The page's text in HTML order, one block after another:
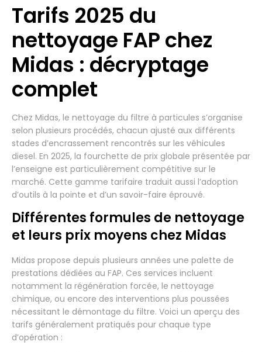
Tarifs 2025 du
nettoyage FAP chez
Midas : décryptage
complet
Chez Midas, le nettoyage du filtre à particules s’organise
selon plusieurs procédés, chacun ajusté aux différents
stades d’encrassement rencontrés sur les véhicules
diesel. En 2025, la fourchette de prix globale présentée par
l’enseigne est particulièrement compétitive sur le
marché. Cette gamme tarifaire traduit aussi l’adoption
d’outils à la pointe et d’un savoir-faire éprouvé.
Différentes formules de nettoyage
et leurs prix moyens chez Midas
Midas propose depuis plusieurs années une palette de
prestations dédiées au FAP. Ces services incluent
notamment la régénération forcée, le nettoyage
chimique, ou encore des interventions plus poussées
nécessitant le démontage du filtre. Voici un aperçu des
tarifs généralement pratiqués pour chaque type
d’opération :